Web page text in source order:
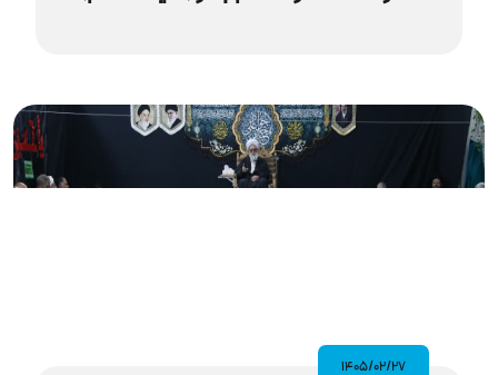
۱۴۰۵/۰۲/۲۷